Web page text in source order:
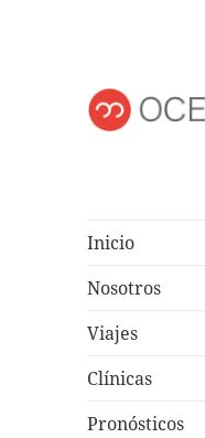
Inicio
Nosotros
Viajes
Clínicas
Pronósticos